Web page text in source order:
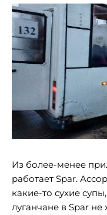
Из более-менее
работает Spar.
какие-то сухие
луганчане в Spar не